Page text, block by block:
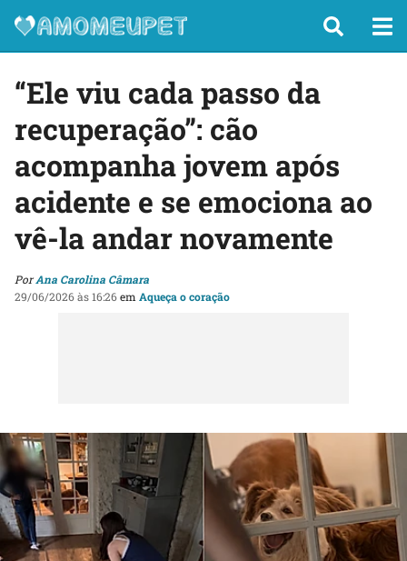
“Ele viu cada passo da
recuperação”: cão
acompanha jovem após
acidente e se emociona ao
vê-la andar novamente
PorAna Carolina Câmara
29/06/2026 às 16:26em Aqueça o coração